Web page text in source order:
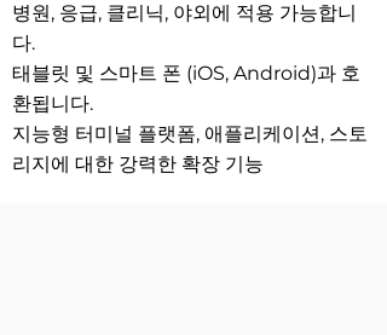
병원, 응급, 클리닉, 야외에 적용 가능합니
다.
태블릿 및 스마트 폰 (iOS, Android)과 호
환됩니다.
지능형 터미널 플랫폼, 애플리케이션, 스토
리지에 대한 강력한 확장 기능